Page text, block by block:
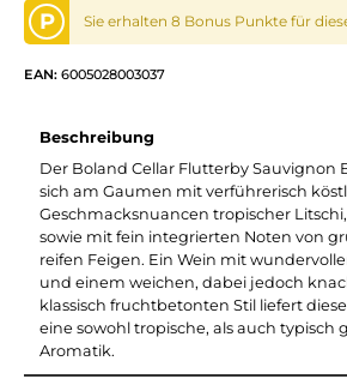
P Sie erhalten 8 Bonus Punkte für
EAN: 6005028003037
Beschreibung
Der Boland Cellar Flutterby Sauvignon
sich am Gaumen mit verführerisch
Geschmacksnuancen tropischer
sowie mit fein integrierten Noten von
reifen Feigen. Ein Wein mit
und einem weichen, dabei jedoch
klassisch fruchtbetonten Stil liefert
eine sowohl tropische, als auch typisch
Aromatik.